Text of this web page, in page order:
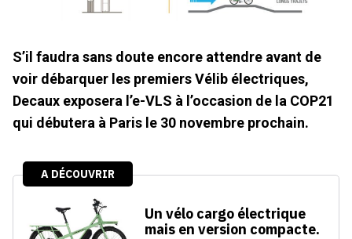
S’il faudra sans doute encore attendre avant de
voir débarquer les premiers Vélib électriques,
Decaux exposera l’e-VLS à l’occasion de la COP21
qui débutera à Paris le 30 novembre prochain.